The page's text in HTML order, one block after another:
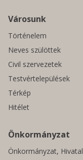
Városunk
Történelem
Neves szülöttek
Civil szervezetek
Testvértelepülések
Térkép
Hitélet
Önkormányzat
Önkormányzat, Hivatal